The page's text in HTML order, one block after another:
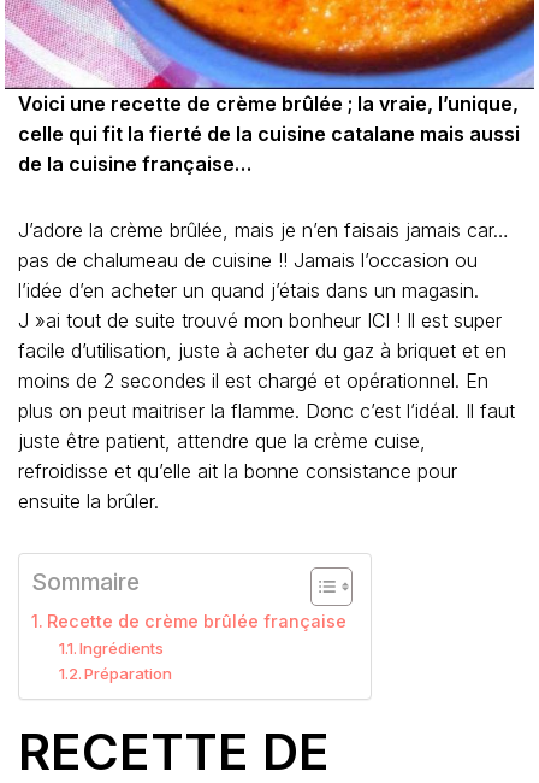
Voici une recette de crème brûlée ; la vraie, l’unique,
celle qui fit la fierté de la cuisine catalane mais aussi
de la cuisine française…
J’adore la crème brûlée, mais je n’en faisais jamais car…
pas de chalumeau de cuisine !! Jamais l’occasion ou
l’idée d’en acheter un quand j’étais dans un magasin.
J »ai tout de suite trouvé mon bonheur ICI ! Il est super
facile d’utilisation, juste à acheter du gaz à briquet et en
moins de 2 secondes il est chargé et opérationnel. En
plus on peut maitriser la flamme. Donc c’est l’idéal. Il faut
juste être patient, attendre que la crème cuise,
refroidisse et qu’elle ait la bonne consistance pour
ensuite la brûler.
Sommaire
Recette de crème brûlée française
Ingrédients
Préparation
RECETTE DE